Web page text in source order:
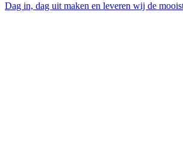
Dag in, dag uit maken en leveren wij de